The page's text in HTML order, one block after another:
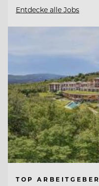
Entdecke alle Jobs
TOP ARBEITGEBER